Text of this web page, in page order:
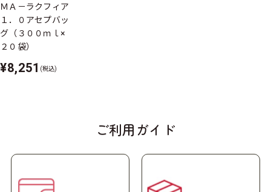
液体
保存方法
室温で保存できますが、おいしさを保つために冷所での
保管をおすすめします。
ＭＡ－ラクフィア
１．０アセプバッ
グ（３００ｍｌ×
２０袋）
¥8,251 (税込)
ご利用ガイド